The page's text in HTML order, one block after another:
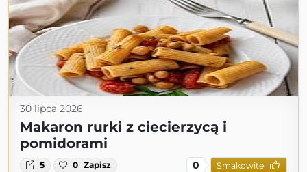
30 lipca 2026
Makaron rurki z ciecierzycą i
pomidorami
5 0 Zapisz 0 Smakowite